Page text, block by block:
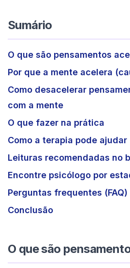
Sumário
O que são pensamentos
Por que a mente acelera
Como desacelerar
com a mente
O que fazer na prática
Como a terapia pode ajudar
Leituras recomendadas no
Encontre psicólogo por
Perguntas frequentes (FAQ)
Conclusão
O que são